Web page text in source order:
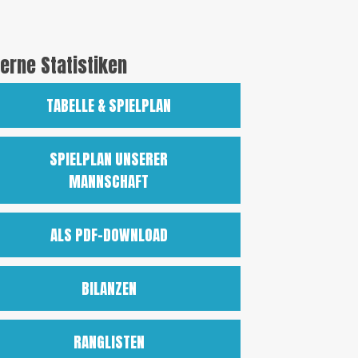
Statistiken
TABELLE & SPIELPLAN
SPIELPLAN UNSERER
MANNSCHAFT
ALS PDF-DOWNLOAD
BILANZEN
RANGLISTEN